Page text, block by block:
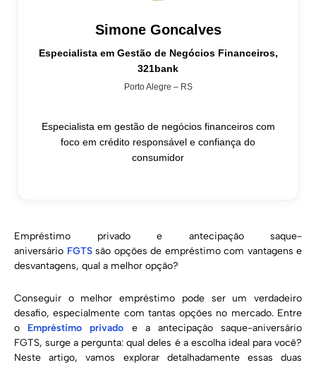
Simone Goncalves
Especialista em Gestão de Negócios Financeiros,
321bank
Porto Alegre – RS
Especialista em gestão de negócios financeiros com
foco em crédito responsável e confiança do
consumidor
Empréstimo privado e antecipação saque-
aniversário FGTSsão opções de empréstimo com vantagens e
desvantagens, qual a melhor opção?
Conseguir o melhor empréstimo pode ser um verdadeiro
desafio, especialmente com tantas opções no mercado. Entre
o Empréstimo privado e a antecipação saque-aniversário
FGTS, surge a pergunta: qual deles é a escolha ideal para você?
Neste artigo, vamos explorar detalhadamente essas duas